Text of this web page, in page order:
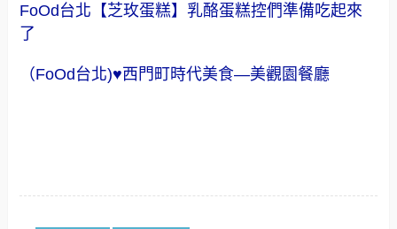
FoOd台北【芝玫蛋糕】乳酪蛋糕控們準備吃起來
了
（FoOd台北)♥西門町時代美食—美觀園餐廳